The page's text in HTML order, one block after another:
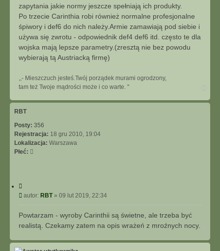
zapytania jakie normy jeszcze spełniają ich produkty.
Po trzecie Carinthia robi również normalne profesjonalne
śpiwory i def6 do nich należy.Armie zamawiają pod siebie i
używa się zwrotu - odpowiednik def4 def6 itd. często te dla
wojska mają lepsze parametry.(zresztą nie bez powodu
wybierają tą Austriacką firmę)
,,- Mieszczuch jesteś.Twój porządek murami ogrodzony,
tam też Twoje mądrości może i co warte. ''
g
RBT
Posty: 356
Rejestracja: 18 gru 2010, 19:04
Lokalizacja: Warszawa
Płeć:
yP
o
s
autor: RBT» 09 lut 2019, 22:34
Powtarzam - wyroby Carinthii są świetne, ale trzeba być
realistą. Czekamy zatem na opis wrażeń z mroźnych nocy.
g